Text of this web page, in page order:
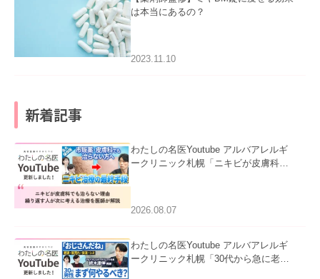
は本当にあるの？
2023.11.10
新着記事
わたしの名医Youtube アルバアレルギ
ークリニック札幌「ニキビが皮膚科で
ました。
2026.08.07
わたしの名医Youtube アルバアレルギ
ークリニック札幌「30代から急に老け